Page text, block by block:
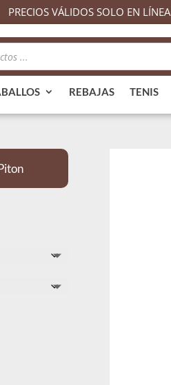
PRECIOS VÁLIDOS SOLO EN LÍNEA
REBAJAS TENIS